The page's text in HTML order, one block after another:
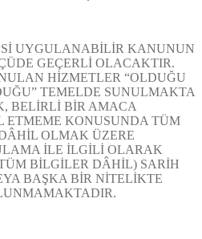
UYGULANABİLİR KANUNUN
GEÇERLİ OLACAKTIR.
HİZMETLER “OLDUĞU
TEMELDE SUNULMAKTA
BELİRLİ BİR AMACA
KONUSUNDA TÜM
OLMAK ÜZERE
İLE İLGİLİ OLARAK
BİLGİLER DÂHİL) SARİH
BAŞKA BİR NİTELİKTE